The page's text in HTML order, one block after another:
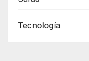
Tecnología